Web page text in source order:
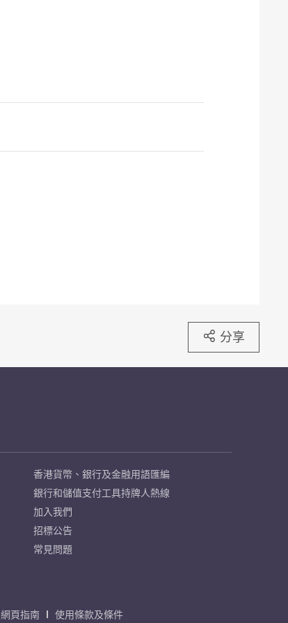
分享
香港貨幣、銀行及金融用語匯編
銀行和儲值支付工具持牌人熱線
加入我們
招標公告
常見問題
網頁指南 使用條款及條件